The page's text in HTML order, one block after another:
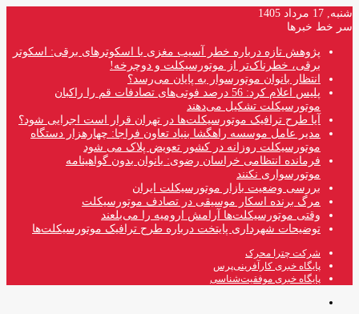
شنبه, 17 مرداد 1405
سر خط خبرها
پژوهش تازه درباره خطر آسیب مغزی با اسکوترهای برقی: اسکوتر
برقی، خطرناک‌تر از موتورسیکلت و دوچرخه!
انتظار بانوان موتورسوار به پایان می‌رسد؟
پلیس اعلام کرد: 56 درصد فوتی‌های تصادفات قم را راکبان
موتورسیکلت تشکیل می‌دهند
آیا طرح ترافیک موتورسیکلت‌ها در تهران قرار است اجرایی شود؟
مدیر عامل موسسه راهگشا بنیاد تعاون فراجا: چهارهزار دستگاه
موتورسیکلت روزانه در کشور تعویض پلاک می شود
فرمانده انتظامی خراسان رضوی: بانوان بدون گواهینامه
موتورسواری نکنند
بررسی وضعیت بازار موتورسیکلت ایران
مرگ برنده اسکار موسیقی در تصادف موتورسیکلت
وقتی موتورسیکلت‌ها آرامش ارومیه را می‌بلعند
توضیحات شهرداری پایتخت درباره طرح ترافیک موتورسیکلت‌ها
شرکت چترا محرک
پایگاه خبری کارآفرینی‌پرس
پایگاه خبری موفقیت‌شناسی